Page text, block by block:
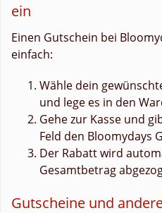
ein
Einen Gutschein bei
einfach:
Wähle dein
und lege es in den
Gehe zur Kasse und
Feld den Bloomydays
Der Rabatt wird
Gesamtbetrag
Gutscheine und